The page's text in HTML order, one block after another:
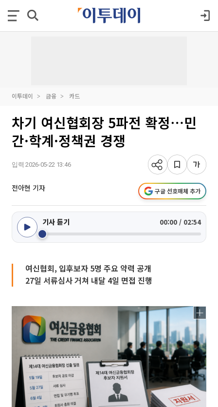
이투데이 금융 카드
차기 여신협회장 5파전 확정⋯민
간·학계·정책권 경쟁
입력 2026-05-22 13:46
전아현 기자 구글 선호매체 추가
기사 듣기 00:00 / 02:54
여신협회, 입후보자 5명 주요 약력 공개
27일 서류심사 거쳐 내달 4일 면접 진행